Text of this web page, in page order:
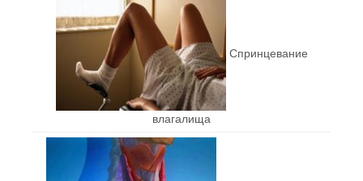
Спринцевание
влагалища